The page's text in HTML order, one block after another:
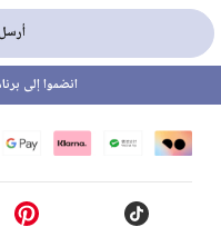
انضموا إلى